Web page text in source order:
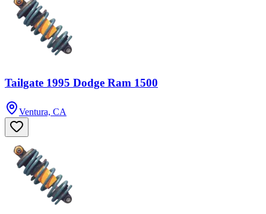
Tailgate 1995 Dodge Ram 1500
Ventura, CA